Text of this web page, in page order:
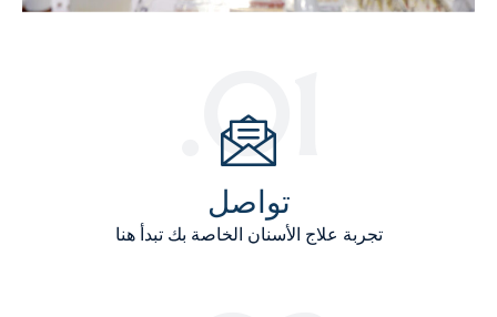
01.
تواصل
تجربة علاج الأسنان الخاصة بك تبدأ هنا